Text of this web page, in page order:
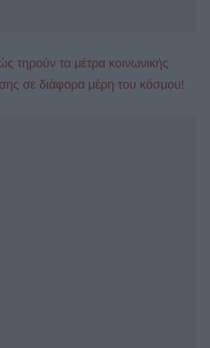
τηρούν τα μέτρα κοινωνικής
σε διάφορα μέρη του κόσμου!